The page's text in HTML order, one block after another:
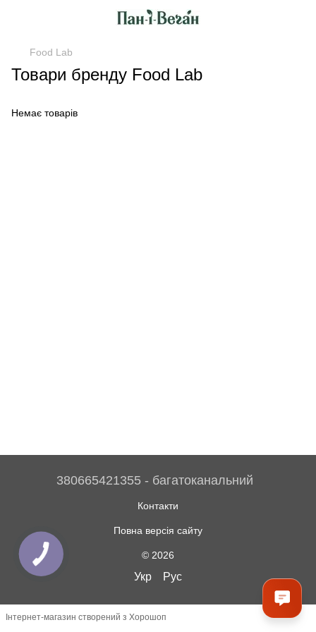
Food Lab
Товари бренду Food Lab
Немає товарів
380665421355 - багатоканальний
Контакти
Повна версія сайту
© 2026
Укр Рус
Інтернет-магазин створений з Хорошоп